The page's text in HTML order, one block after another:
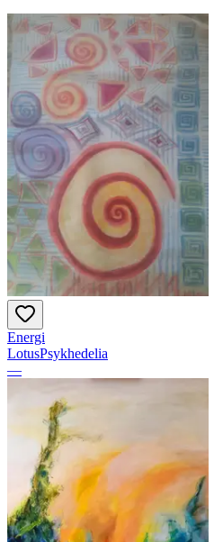
Energi
LotusPsykhedelia
—